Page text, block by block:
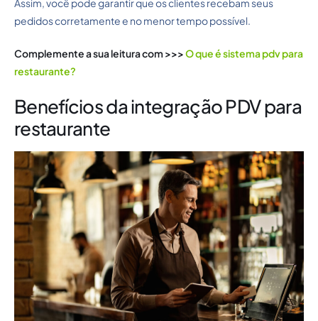
pedidos corretamente e no menor tempo possível.
Complemente a sua leitura com >>>O que é sistema pdv para
restaurante?
Benefícios da integração PDV para
restaurante